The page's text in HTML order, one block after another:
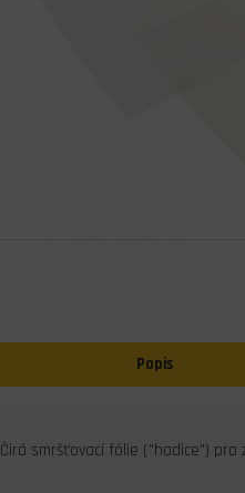
Popis
Čirá smršťovací fólie ("hadice")